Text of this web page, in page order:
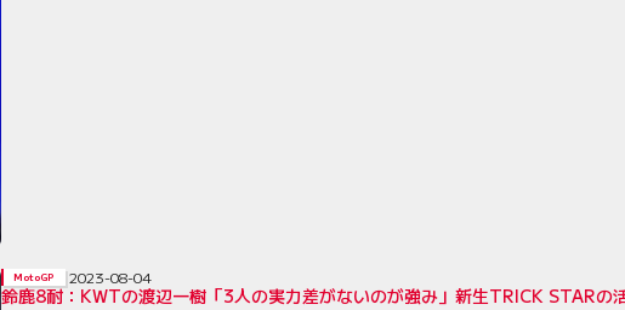
鈴鹿8耐：KWTの渡辺一樹「3人の実力差がないのが強み」新生TRICK STARの
MotoGP 2023-08-04